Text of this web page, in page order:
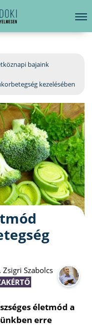
bajaink
kezelésében
Zsigri Szabolcs
életmód a
erre